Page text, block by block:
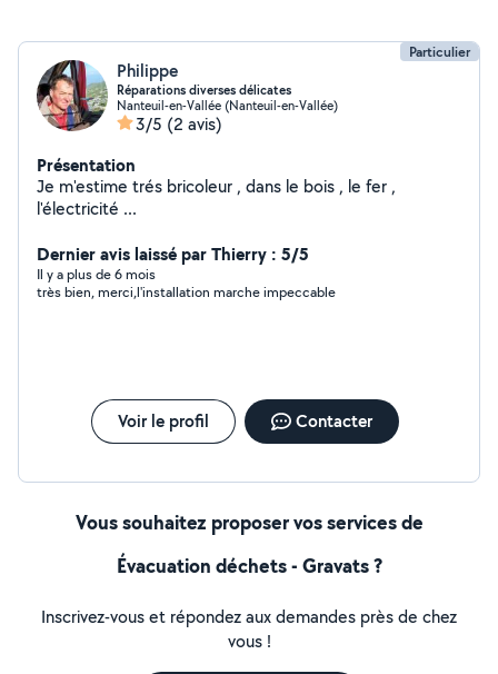
Particulier
Philippe
Réparations diverses délicates
Nanteuil-en-Vallée (Nanteuil-en-Vallée)
3/5 (2 avis)
Présentation
Je m'estime trés bricoleur , dans le bois , le fer ,
l'électricité ...
Dernier avis laissé par Thierry : 5/5
Il y a plus de 6 mois
très bien, merci,l'installation marche impeccable
Voir le profil Contacter
Vous souhaitez proposer vos services de
Évacuation déchets - Gravats ?
Inscrivez-vous et répondez aux demandes près de chez
vous !